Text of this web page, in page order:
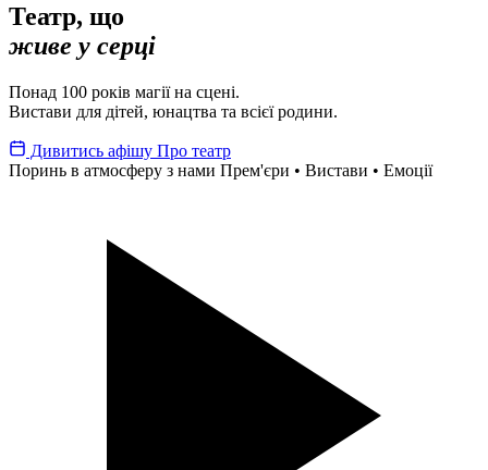
Театр, що
живе у серці
Понад 100 років магії на сцені.
Вистави для дітей, юнацтва та всієї родини.
Дивитись афішу Про театр
Поринь в атмосферу з нами Прем'єри • Вистави • Емоції